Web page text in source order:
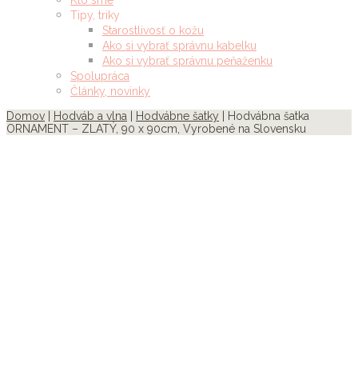
Tipy, triky
Starostlivosť o kožu
Ako si vybrať správnu kabelku
Ako si vybrať správnu peňaženku
Spolupráca
Články, novinky
Domov
Hodváb a vlna Hodvábne šatky | Hodvábna šatka
ORNAMENT – ZLATÝ, 90 x 90cm, Vyrobené na Slovensku